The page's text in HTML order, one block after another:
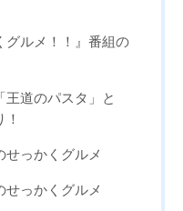
グルメ！！』番組の
王道のパスタ」と
せっかくグルメ
せっかくグルメ